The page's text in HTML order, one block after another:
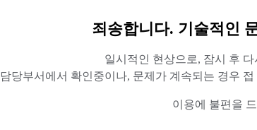
죄송합니다. 기술적인
일시적인 현상으로, 잠시 후
담당부서에서 확인중이나, 문제가 계속되는 경우 접
이용에 불편을